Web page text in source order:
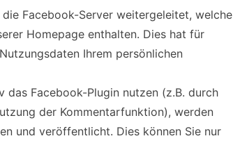
Facebook-Server weitergeleitet, welche
Homepage enthalten. Dies hat für
Ihrem persönlichen
Facebook-Plugin nutzen (z.B. durch
der Kommentarfunktion), werden
und veröffentlicht. Dies können Sie nur